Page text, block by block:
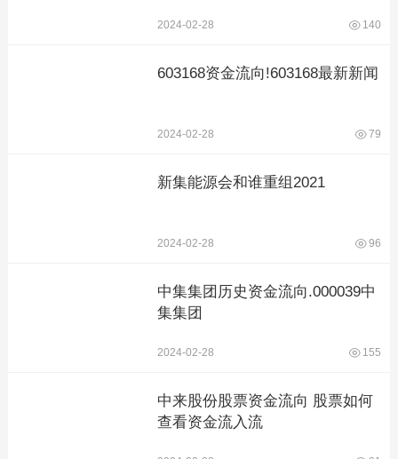
2024-02-28 140
603168资金流向!603168最新新闻
2024-02-28 79
新集能源会和谁重组2021
2024-02-28 96
中集集团历史资金流向.000039中
集集团
2024-02-28 155
中来股份股票资金流向 股票如何
查看资金流入流